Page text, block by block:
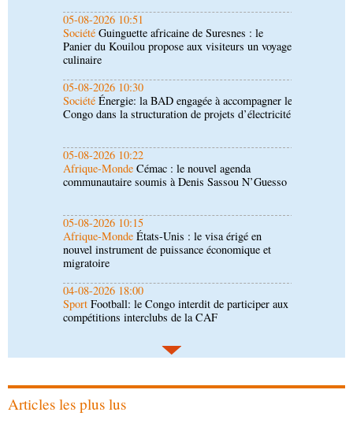
05-08-2026 10:30
Société Énergie: la BAD engagée à accompagner le
Congo dans la structuration de projets d’électricité
05-08-2026 10:22
Afrique-Monde Cémac : le nouvel agenda
communautaire soumis à Denis Sassou N’Guesso
05-08-2026 10:15
Afrique-Monde États-Unis : le visa érigé en
nouvel instrument de puissance économique et
04-08-2026 18:00
SportFootball: le Congo interdit de participer aux
compétitions interclubs de la CAF
04-08-2026 17:45
ÉconomieMinistère du Développement industriel :
le défi du renouveau
04-08-2026 17:45
formés aux métiers de l’hôtellerie
Articles les plus lus